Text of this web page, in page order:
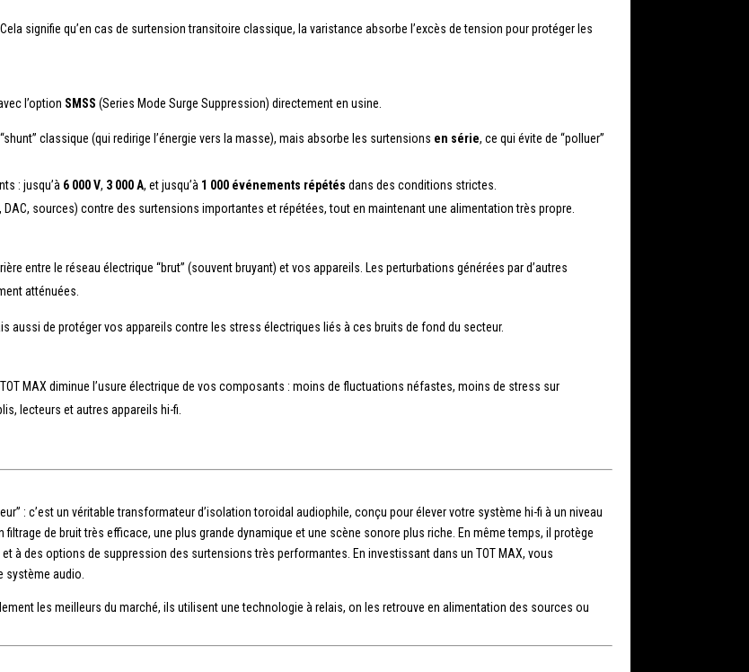
signifie qu’en cas de surtension transitoire classique, la varistance absorbe l’excès de tension pour protéger les
l’option SMSS (Series Mode Surge Suppression) directement en usine.
classique (qui redirige l’énergie vers la masse), mais absorbe les surtensions en série, ce qui évite de “polluer”
: jusqu’à 6 000 V, 3 000 A, et jusqu’à 1 000 événements répétés dans des conditions strictes.
sources) contre des surtensions importantes et répétées, tout en maintenant une alimentation très propre.
entre le réseau électrique “brut” (souvent bruyant) et vos appareils. Les perturbations générées par d’autres
atténuées.
aussi de protéger vos appareils contre les stress électriques liés à ces bruits de fond du secteur.
MAX diminue l’usure électrique de vos composants : moins de fluctuations néfastes, moins de stress sur
lecteurs et autres appareils hi-fi.
: c’est un véritable transformateur d’isolation toroidal audiophile, conçu pour élever votre système hi-fi à un niveau
de bruit très efficace, une plus grande dynamique et une scène sonore plus riche. En même temps, il protège
à des options de suppression des surtensions très performantes. En investissant dans un TOT MAX, vous
système audio.
les meilleurs du marché, ils utilisent une technologie à relais, on les retrouve en alimentation des sources ou